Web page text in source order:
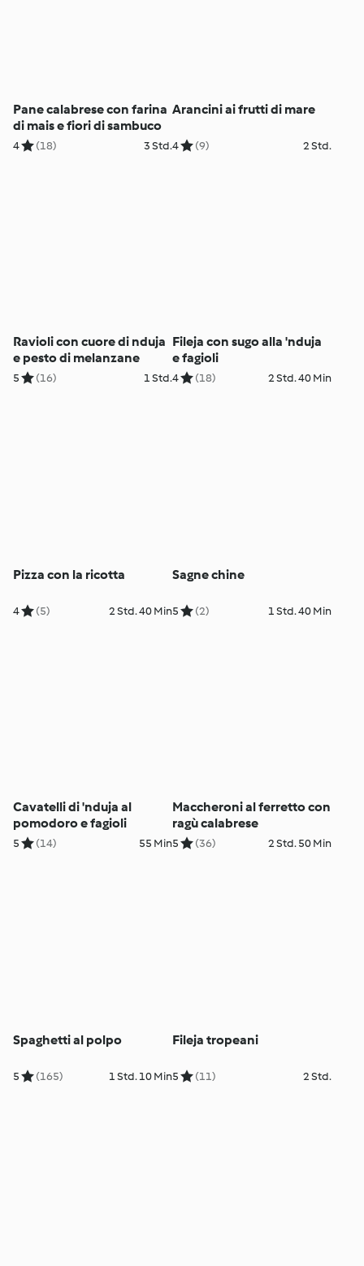
Pane calabrese con farina
di mais e fiori di sambuco
4 (18) 3 Std.
Arancini ai frutti di mare
4 (9) 2 Std.
Ravioli con cuore di nduja
e pesto di melanzane
5 (16) 1 Std.
Fileja con sugo alla 'nduja
e fagioli
4 (18) 2 Std. 40 Min
Pizza con la ricotta
4 (5) 2 Std. 40 Min
Sagne chine
5 (2) 1 Std. 40 Min
Cavatelli di 'nduja al
pomodoro e fagioli
5 (14) 55 Min
Maccheroni al ferretto con
ragù calabrese
5 (36) 2 Std. 50 Min
Spaghetti al polpo
5 (165) 1 Std. 10 Min
Fileja tropeani
5 (11) 2 Std.